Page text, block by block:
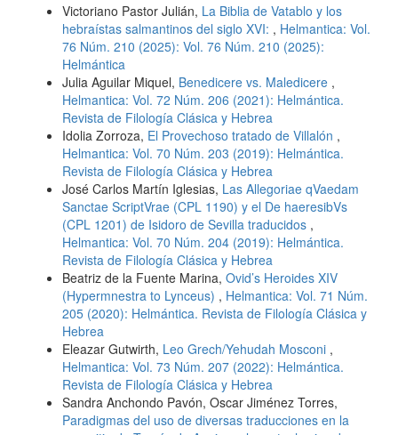
Victoriano Pastor Julián, La Biblia de Vatablo y los
hebraístas salmantinos del siglo XVI: , Helmantica: Vol.
76 Núm. 210 (2025): Vol. 76 Núm. 210 (2025):
Helmántica
Julia Aguilar Miquel, Benedicere vs. Maledicere ,
Helmantica: Vol. 72 Núm. 206 (2021): Helmántica.
Revista de Filología Clásica y Hebrea
Idolia Zorroza, El Provechoso tratado de Villalón ,
Helmantica: Vol. 70 Núm. 203 (2019): Helmántica.
Revista de Filología Clásica y Hebrea
José Carlos Martín Iglesias, Las Allegoriae qVaedam
Sanctae ScriptVrae (CPL 1190) y el De haeresibVs
(CPL 1201) de Isidoro de Sevilla traducidos ,
Helmantica: Vol. 70 Núm. 204 (2019): Helmántica.
Revista de Filología Clásica y Hebrea
Beatriz de la Fuente Marina, Ovid’s Heroides XIV
(Hypermnestra to Lynceus) , Helmantica: Vol. 71 Núm.
205 (2020): Helmántica. Revista de Filología Clásica y
Hebrea
Eleazar Gutwirth, Leo Grech/Yehudah Mosconi ,
Helmantica: Vol. 73 Núm. 207 (2022): Helmántica.
Revista de Filología Clásica y Hebrea
Sandra Anchondo Pavón, Oscar Jiménez Torres,
Paradigmas del uso de diversas traducciones en la